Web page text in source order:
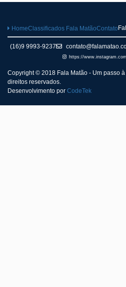
HomeClassificados Fala MatãoContato
(16)9 9993-9237
https://
Copyright © 2018 Fala Matão - Um passo
direitos reservados.
Desenvolvimento por CodeTek